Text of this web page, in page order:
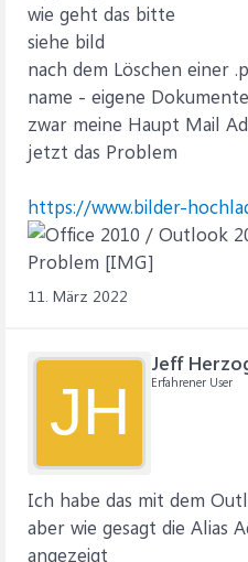
wie geht das bitte
siehe bild
nach dem Löschen einer
name - eigene
zwar meine Haupt Mail
jetzt das Problem
https://www.bilder-
11. März 2022
JH
Jeff
Erfahrener User
Ich habe das mit dem
aber wie gesagt die Alias
angezeigt